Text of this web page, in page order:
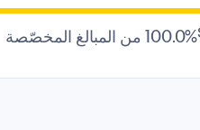
100.0% من المبالغ المخصّصة